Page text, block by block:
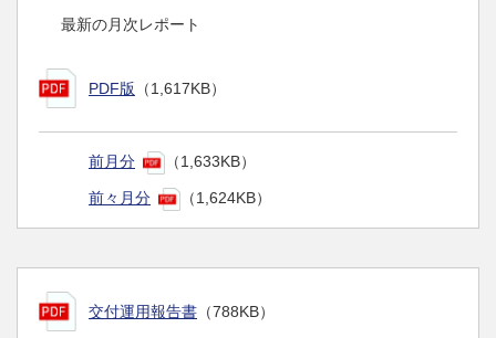
最新の月次レポート
PDF版 （1,617KB）
前月分 （1,633KB）
前々月分 （1,624KB）
交付運用報告書 （788KB）